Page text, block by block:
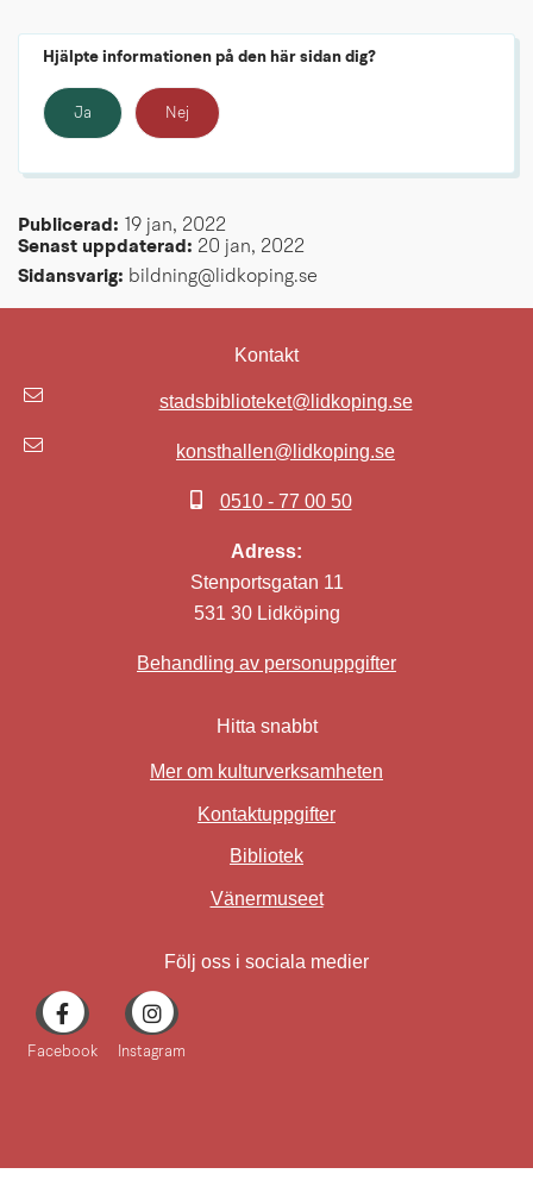
Hjälpte informationen på den här sidan dig?
Ja Nej
Publicerad:
19 jan, 2022
Senast uppdaterad: 20 jan, 2022
Sidansvarig: bildning@lidkoping.se
Kontakt
stadsbiblioteket@lidkoping.se
konsthallen@lidkoping.se
0510 - 77 00 50
Adress:
Stenportsgatan 11
531 30 Lidköping
Behandling av personuppgifter
Hitta snabbt
Mer om kulturverksamheten
Kontaktuppgifter
Bibliotek
VänermuseetLänk till annan
Följ oss i sociala medier
Facebook Instagram